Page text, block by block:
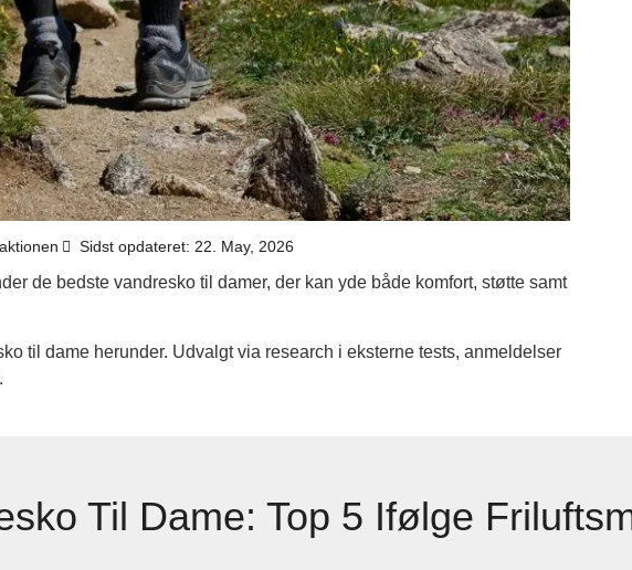
Sidst opdateret: 22. May, 2026
de bedste vandresko til damer, der kan yde både komfort, støtte samt
til dame herunder. Udvalgt via research i eksterne tests, anmeldelser
Til Dame: Top 5 Ifølge